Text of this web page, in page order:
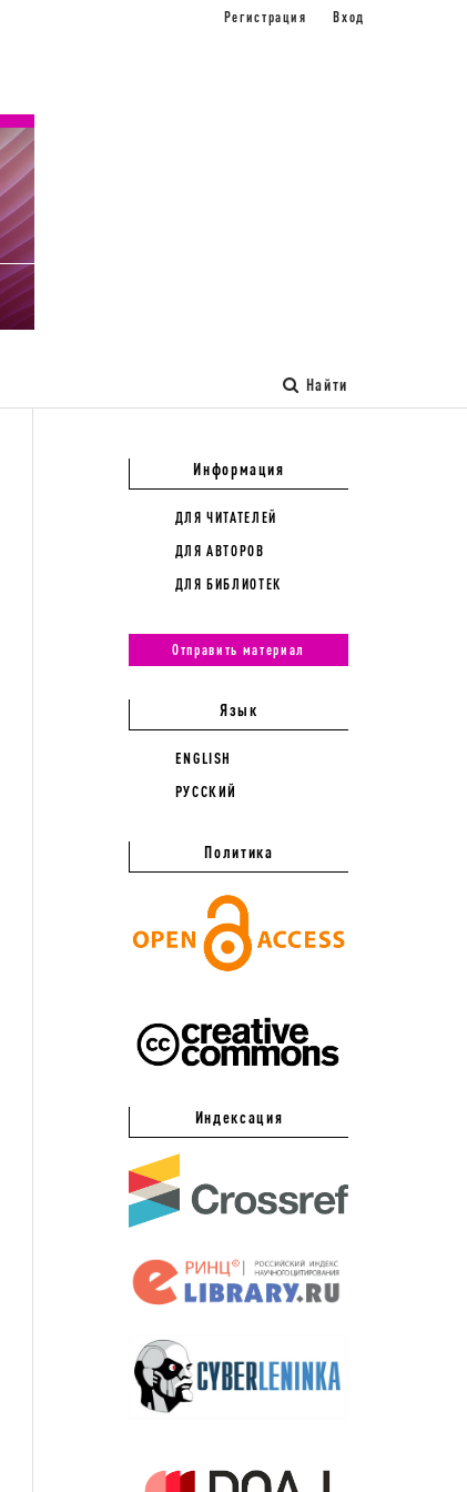
Найти
Регистрация Вход
Информация
ДЛЯ ЧИТАТЕЛЕЙ
ДЛЯ АВТОРОВ
ДЛЯ БИБЛИОТЕК
Отправить материал
Язык
ENGLISH
РУССКИЙ
Политика
Индексация